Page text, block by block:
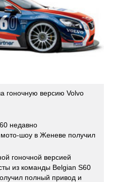
гоночную версию Volvo
недавно
шоу в Женеве получил
гоночной версией
из команды Belgian S60
полный привод и